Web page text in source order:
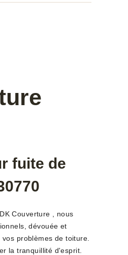
fuite de
Couverture , nous
dévouée et
problèmes de toiture.
la tranquillité d'esprit.